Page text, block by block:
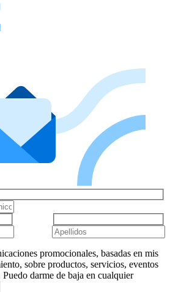
promocionales, basadas en mis
sobre productos, servicios, eventos
darme de baja en cualquier